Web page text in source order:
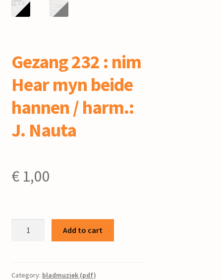
Gezang 232 : nim
Hear myn beide
hannen / harm.:
J. Nauta
€1,00
Hear
Add to cart
Category: bladmuziek (pdf)